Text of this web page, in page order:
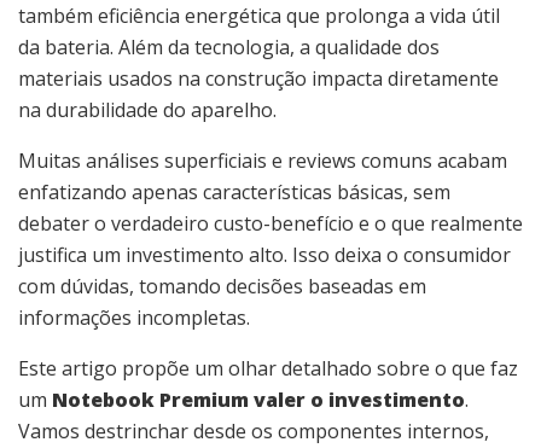
também eficiência energética que prolonga a vida útil
da bateria. Além da tecnologia, a qualidade dos
materiais usados na construção impacta diretamente
na durabilidade do aparelho.
Muitas análises superficiais e reviews comuns acabam
enfatizando apenas características básicas, sem
debater o verdadeiro custo-benefício e o que realmente
justifica um investimento alto. Isso deixa o consumidor
com dúvidas, tomando decisões baseadas em
informações incompletas.
Este artigo propõe um olhar detalhado sobre o que faz
um Notebook Premium valer o investimento.
Vamos destrinchar desde os componentes internos,